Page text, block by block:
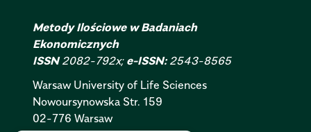
Metody Ilościowe w Badaniach
Ekonomicznych
ISSN2082-792x; e-ISSN: 2543-8565
Warsaw University of Life Sciences
Nowoursynowska Str. 159
02-776 Warsaw